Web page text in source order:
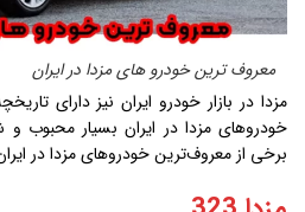
معروف ترین خودرو های مزدا در ایران
مزدا در بازار خودرو ایران نیز دارای
خودروهای مزدا در ایران بسیار محبوب
برخی از معروف‌ترین خودروهای مزدا در